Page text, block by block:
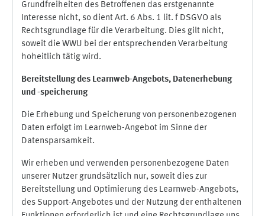
Grundfreiheiten des Betroffenen das erstgenannte
Interesse nicht, so dient Art. 6 Abs. 1 lit. f DSGVO als
Rechtsgrundlage für die Verarbeitung. Dies gilt nicht,
soweit die WWU bei der entsprechenden Verarbeitung
hoheitlich tätig wird.
Bereitstellung des Learnweb-Angebots, Datenerhebung
und -speicherung
Die Erhebung und Speicherung von personenbezogenen
Daten erfolgt im Learnweb-Angebot im Sinne der
Datensparsamkeit.
Wir erheben und verwenden personenbezogene Daten
unserer Nutzer grundsätzlich nur, soweit dies zur
Bereitstellung und Optimierung des Learnweb-Angebots,
des Support-Angebotes und der Nutzung der enthaltenen